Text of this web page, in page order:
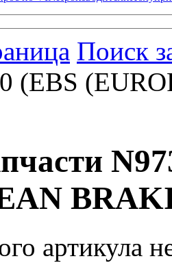
Поиск
(EBS
артикула